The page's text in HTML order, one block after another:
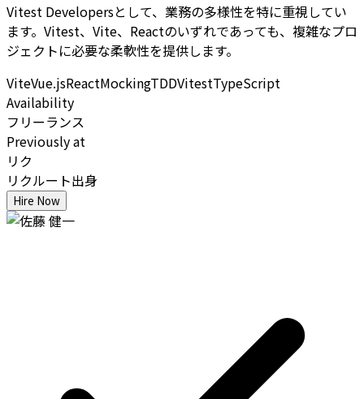
Vitest Developersとして、業務の多様性を特に重視してい
ます。Vitest、Vite、Reactのいずれであっても、複雑なプロ
ジェクトに必要な柔軟性を提供します。
ViteVue.jsReactMockingTDDVitestTypeScript
Availability
フリーランス
Previously at
リク
リクルート出身
Hire Now